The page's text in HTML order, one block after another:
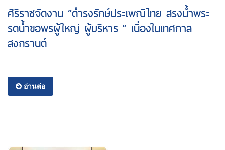
ศิริราชจัดงาน “ดำรงรักษ์ประเพณีไทย สรงน้ำพระ
รดน้ำขอพรผู้ใหญ่ ผู้บริหาร ” เนื่องในเทศกาล
สงกรานต์
อ่านต่อ